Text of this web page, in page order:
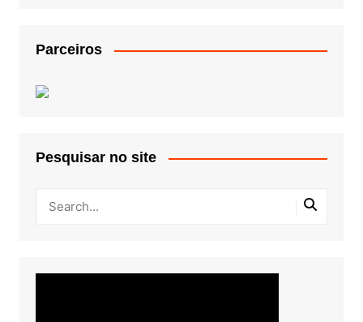
Parceiros
Pesquisar no site